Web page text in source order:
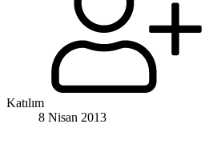
Katılım
8 Nisan 2013